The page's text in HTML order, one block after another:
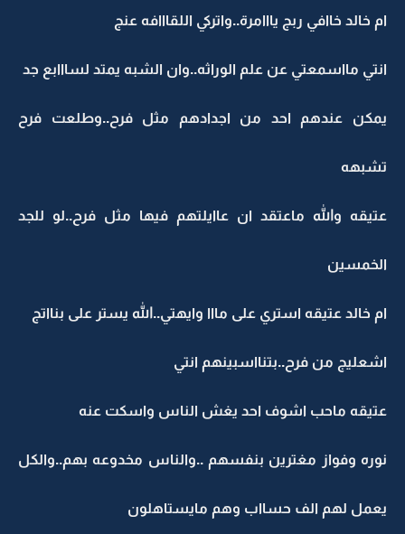
ام خالد خاافي ربج يااامرة..واتركي اللقااافه عنج
انتي مااسمعتي عن علم الوراثه..وان الشبه يمتد لسااابع جد
يمكن عندهم احد من اجدادهم مثل فرح..وطلعت فرح
تشبهه
عتيقه والله ماعتقد ان عاايلتهم فيها مثل فرح..لو للجد
الخمسين
ام خالد عتيقه استري على مااا وايهتي..الله يستر على بنااتج
اشعليج من فرح..بتنااسبينهم انتي
عتيقه ماحب اشوف احد يغش الناس واسكت عنه
نوره وفواز مغترين بنفسهم ..والناس مخدوعه بهم..والكل
يعمل لهم الف حسااب وهم مايستاهلون